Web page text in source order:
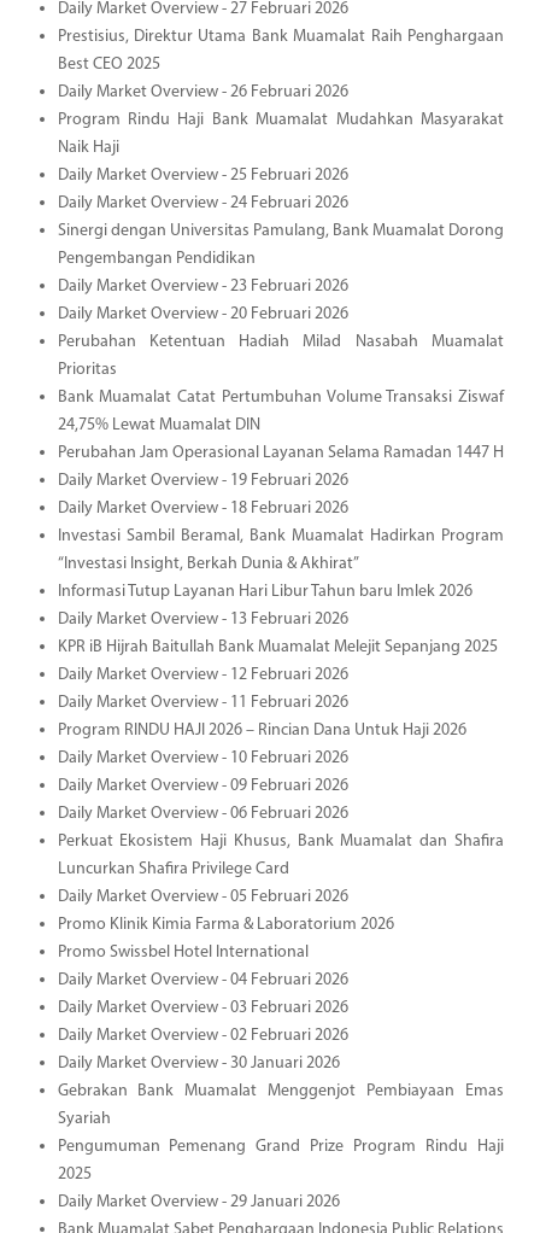
Daily Market Overview - 27 Februari 2026
Prestisius, Direktur Utama Bank Muamalat Raih Penghargaan
Best CEO 2025
Daily Market Overview - 26 Februari 2026
Program Rindu Haji Bank Muamalat Mudahkan Masyarakat
Naik Haji
Daily Market Overview - 25 Februari 2026
Daily Market Overview - 24 Februari 2026
Sinergi dengan Universitas Pamulang, Bank Muamalat Dorong
Pengembangan Pendidikan
Daily Market Overview - 23 Februari 2026
Daily Market Overview - 20 Februari 2026
Perubahan Ketentuan Hadiah Milad Nasabah Muamalat
Prioritas
Bank Muamalat Catat Pertumbuhan Volume Transaksi Ziswaf
24,75% Lewat Muamalat DIN
Perubahan Jam Operasional Layanan Selama Ramadan 1447 H
Daily Market Overview - 19 Februari 2026
Daily Market Overview - 18 Februari 2026
Investasi Sambil Beramal, Bank Muamalat Hadirkan Program
“Investasi Insight, Berkah Dunia & Akhirat”
Informasi Tutup Layanan Hari Libur Tahun baru Imlek 2026
Daily Market Overview - 13 Februari 2026
KPR iB Hijrah Baitullah Bank Muamalat Melejit Sepanjang 2025
Daily Market Overview - 12 Februari 2026
Daily Market Overview - 11 Februari 2026
Program RINDU HAJI 2026 – Rincian Dana Untuk Haji 2026
Daily Market Overview - 10 Februari 2026
Daily Market Overview - 09 Februari 2026
Daily Market Overview - 06 Februari 2026
Perkuat Ekosistem Haji Khusus, Bank Muamalat dan Shafira
Luncurkan Shafira Privilege Card
Daily Market Overview - 05 Februari 2026
Promo Klinik Kimia Farma & Laboratorium 2026
Promo Swissbel Hotel International
Daily Market Overview - 04 Februari 2026
Daily Market Overview - 03 Februari 2026
Daily Market Overview - 02 Februari 2026
Daily Market Overview - 30 Januari 2026
Gebrakan Bank Muamalat Menggenjot Pembiayaan Emas
Syariah
Pengumuman Pemenang Grand Prize Program Rindu Haji
2025
Daily Market Overview - 29 Januari 2026